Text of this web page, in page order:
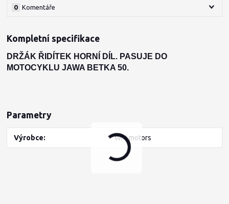
Komentáře
0
Kompletní specifikace
DRŽÁK ŘIDÍTEK HORNÍ DÍL. PASUJE DO
MOTOCYKLU JAWA BETKA 50.
Parametry
Výrobce WM motors